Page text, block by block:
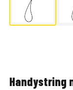
Handystring